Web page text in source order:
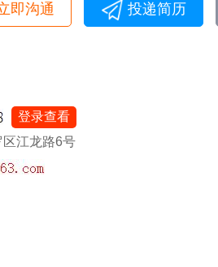
即沟通 投递简历
登录查看
江龙路6号